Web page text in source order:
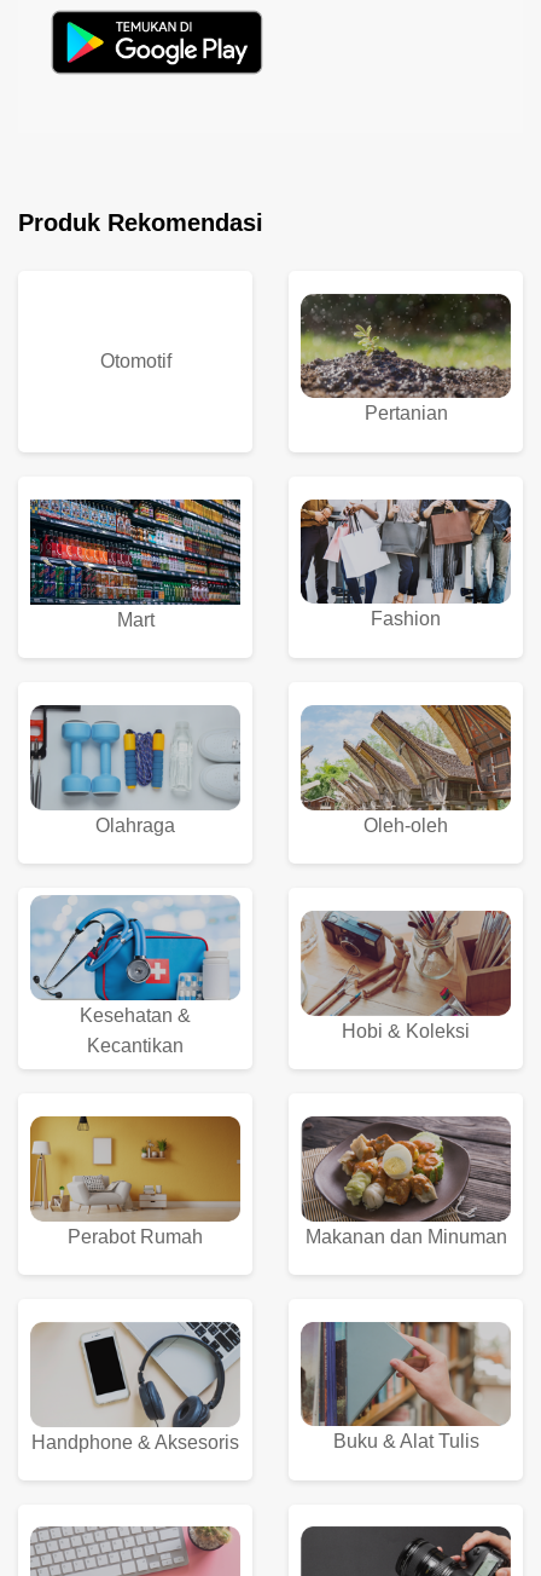
Produk Rekomendasi
Otomotif
Pertanian
Mart Fashion
Olahraga Oleh-oleh
Kesehatan &
Kecantikan
Hobi & Koleksi
Perabot Rumah Makanan dan Minuman
Handphone & Aksesoris Buku & Alat Tulis